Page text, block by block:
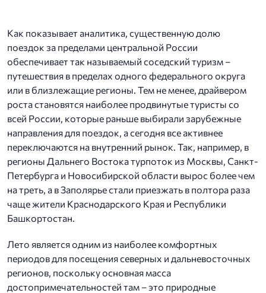
Как показывает аналитика, существенную долю
поездок за пределами центральной России
обеспечивает так называемый соседский туризм –
путешествия в пределах одного федерального округа
или в близлежащие регионы. Тем не менее, драйвером
роста становятся наиболее продвинутые туристы со
всей России, которые раньше выбирали зарубежные
направления для поездок, а сегодня все активнее
переключаются на внутренний рынок. Так, например, в
регионы Дальнего Востока турпоток из Москвы, Санкт-
Петербурга и Новосибирской области вырос более чем
на треть, а в Заполярье стали приезжать в полтора раза
чаще жители Краснодарского Края и Республики
Башкортостан.
Лето является одним из наиболее комфортных
периодов для посещения северных и дальневосточных
регионов, поскольку основная масса
достопримечательностей там – это природные